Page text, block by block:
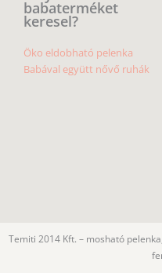
babaterméket
keresel?
Öko eldobható pelenka
Babával együtt nővő ruhák
Temiti 2014 Kft. – mosható